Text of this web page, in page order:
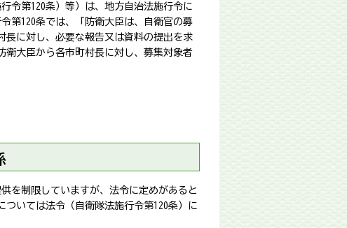
令第120条）等）は、地方自治法施行令に
第120条では、「防衛大臣は、自衛官の募
長に対し、必要な報告又は資料の提出を求
衛大臣から各市町村長に対し、募集対象者
を制限していますが、法令に定めがあると
いては法令（自衛隊法施行令第120条）に